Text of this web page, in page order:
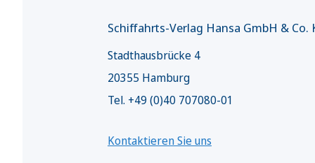
Schiffahrts-Verlag Hansa GmbH & Co.
Stadthausbrücke 4
20355 Hamburg
Tel. +49 (0)40 707080-01
Kontaktieren Sie uns